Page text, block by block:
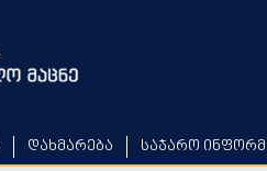
დახმარება საჯარო